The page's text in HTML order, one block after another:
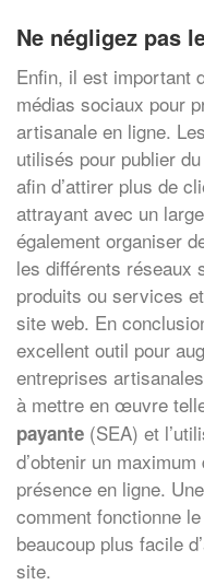
Ne négligez pas
Enfin, il est important
médias sociaux pour
artisanale en ligne.
utilisés pour publier
afin d’attirer plus de
attrayant avec un
également organiser
les différents réseaux
produits ou services
site web. En
excellent outil pour
entreprises
à mettre en œuvre
payante (SEA) et
d’obtenir un
présence en ligne.
comment fonctionne
beaucoup plus facile
site.